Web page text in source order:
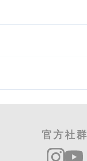
官方社群